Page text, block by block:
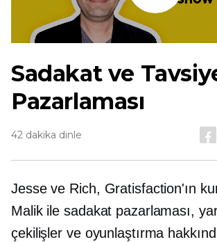
dinlemek
Sadakat ve
Pazarlaması
42 dakika dinle
Jesse ve Rich, Gratisfaction'ın
Malik ile sadakat pazarlaması,
çekilişler ve oyunlaştırma